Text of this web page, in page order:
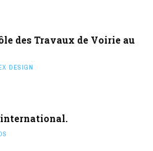
des Travaux de Voirie au
DESIGN
international.